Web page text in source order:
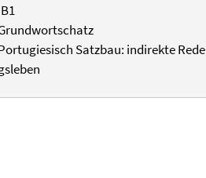
B1
Satzbau: indirekte Rede